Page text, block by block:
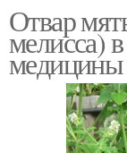
Отвар
мелисса)
медицины